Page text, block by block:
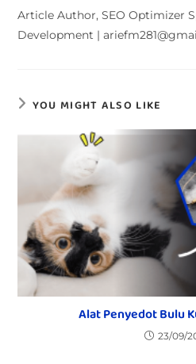
Article Author, SEO Optimizer
Development |
YOU MIGHT ALSO LIKE
Alat Penyedot Bulu
23/09/